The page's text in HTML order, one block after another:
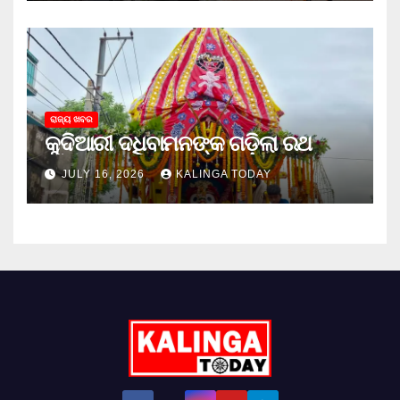
ରାଜ୍ୟ ଖବର
କୁଦିଆରୀ ଦଧିବାମନଙ୍କ ଗଡ଼ିଲା ରଥ
JULY 16, 2026 KALINGA TODAY